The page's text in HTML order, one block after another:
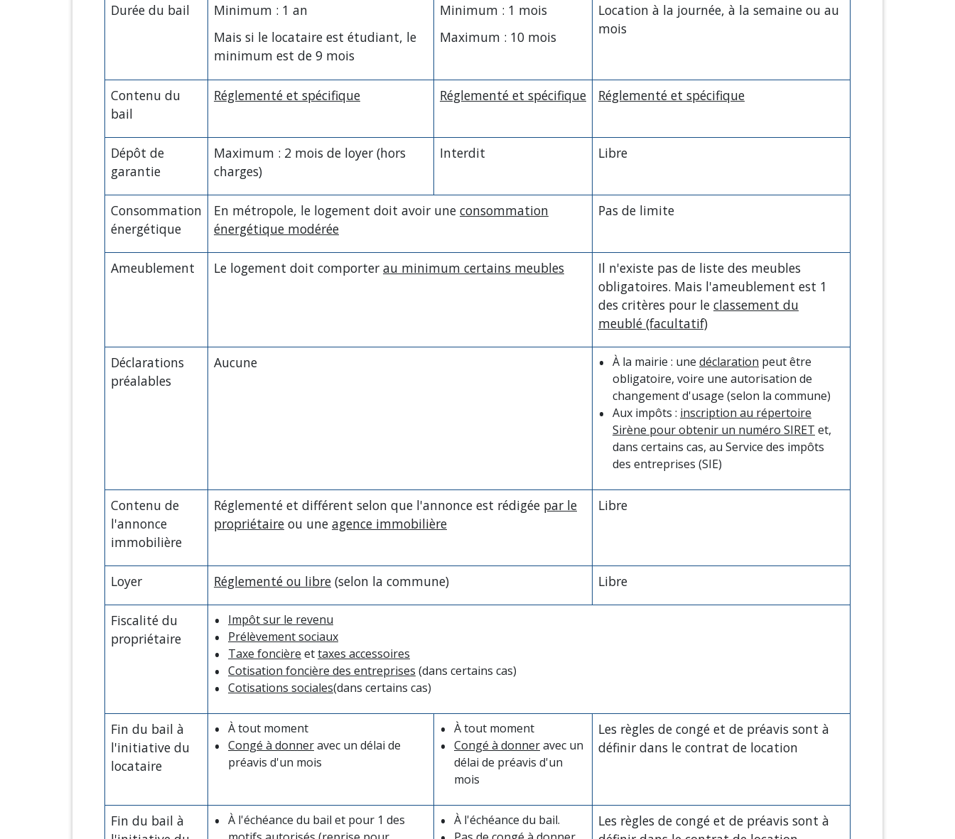
Durée du bail
Minimum : 1 an
Mais si le locataire est étudiant, le
minimum est de 9 mois
Minimum : 1 mois
Maximum : 10 mois
Location à la journée, à la semaine ou au
mois
Contenu du
bail
Réglementé et spécifique Réglementé et spécifique Réglementé et spécifique
Dépôt de
garantie
Maximum : 2 mois de loyer (hors
charges)
Interdit Libre
Consommation
énergétique
En métropole, le logement doit avoir une consommation
énergétique modérée
Pas de limite
Ameublement Le logement doit comporter au minimum certains meubles
Il n'existe pas de liste des meubles
obligatoires. Mais l'ameublement est 1
des critères pour le classement du
meublé (facultatif)
Déclarations
préalables
Aucune À la mairie : une déclaration peut être
obligatoire, voire une autorisation de
changement d'usage (selon la commune)
Aux impôts : inscription au répertoire
Sirène pour obtenir un numéro SIRET et,
dans certains cas, au Service des impôts
des entreprises (SIE)
Contenu de
l'annonce
immobilière
Réglementé et différent selon que l'annonce est rédigée par le
propriétaire ou une agence immobilière
Libre
Loyer Réglementé ou libre (selon la commune) Libre
Fiscalité du
propriétaire
Impôt sur le revenu
Prélèvement sociaux
Taxe foncière ettaxes accessoires
Cotisation foncière des entreprises (dans certains cas)
Cotisations sociales(dans certains cas)
Fin du bail à
l'initiative du
locataire
À tout moment
Congé à donneravec un délai de
préavis d'un mois
À tout moment
Congé à donneravec un
délai de préavis d'un
mois
Les règles de congé et de préavis sont à
définir dans le contrat de location
Fin du bail à
À l'échéance du bail et pour 1 des
À l'échéance du bail.
Les règles de congé et de préavis sont à